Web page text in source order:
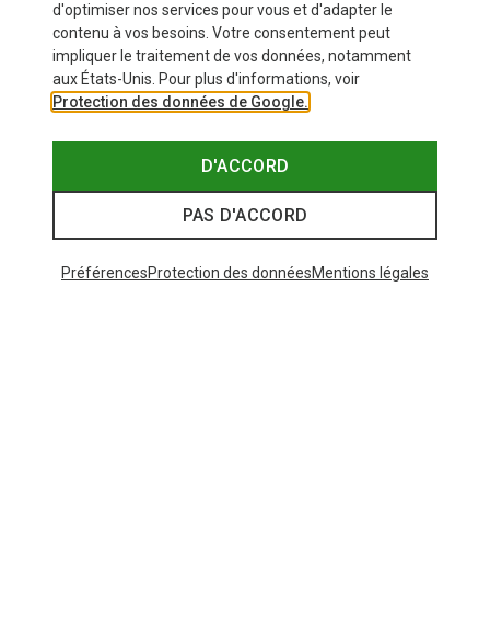
d'optimiser nos services pour vous et d'adapter le
contenu à vos besoins. Votre consentement peut
impliquer le traitement de vos données, notamment
aux États-Unis. Pour plus d'informations, voir
Protection des données de Google.
D'ACCORD
PAS D'ACCORD
PréférencesProtection des donnéesMentions légales